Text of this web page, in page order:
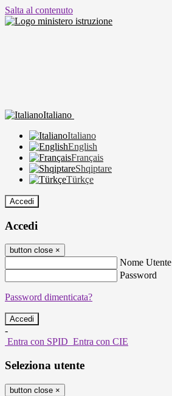
Salta al contenuto
Italiano
Italiano
English
Français
Shqiptare
Türkçe
Accedi
Accedi
button close ×
Nome Utente
Password
Password dimenticata?
-
Entra con SPID Entra con CIE
Seleziona utente
button close ×